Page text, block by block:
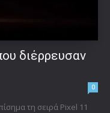
διέρρευσαν
0
τη σειρά Pixel 11